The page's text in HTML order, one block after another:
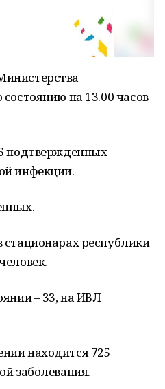
на 13.00 часов
подтвержденных
инфекции.
республики
– 33, на ИВЛ
находится 725
заболевания.